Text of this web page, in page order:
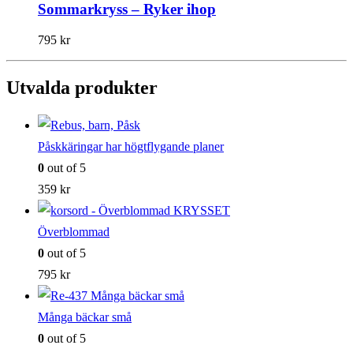
Sommarkryss – Ryker ihop
795 kr
Utvalda produkter
Påskkäringar har högtflygande planer
0 out of 5
359 kr
Överblommad
0 out of 5
795 kr
Många bäckar små
0 out of 5